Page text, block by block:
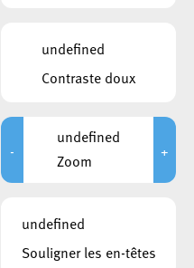
undefined
Contraste doux
-
undefined
Zoom
+
undefined
Souligner les en-têtes